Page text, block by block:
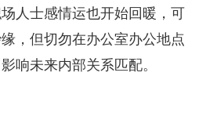
人士感情运也开始回暖，可
，但切勿在办公室办公地点
响未来内部关系匹配。